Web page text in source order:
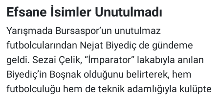
Efsane İsimler Unutulmadı
Yarışmada Bursaspor’un unutulmaz
futbolcularından Nejat Biyediç de gündeme
geldi. Sezai Çelik, “İmparator” lakabıyla anılan
Biyediç’in Boşnak olduğunu belirterek, hem
futbolculuğu hem de teknik adamlığıyla kulüpte